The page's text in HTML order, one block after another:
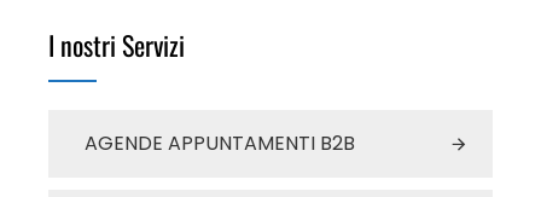
I nostri Servizi
AGENDE APPUNTAMENTI B2B